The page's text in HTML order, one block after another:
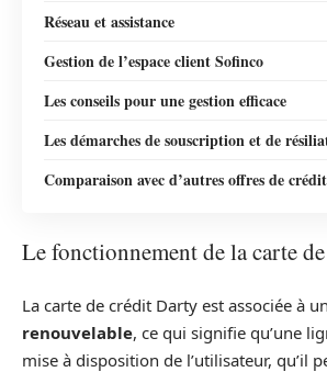
Réseau et assistance
Gestion de l’espace client Sofinco
Les conseils pour une gestion efficace
Les démarches de souscription et de
Comparaison avec d’autres offres de crédit
Le fonctionnement de la carte
La carte de crédit Darty est associée à un
renouvelable, ce qui signifie qu’une
mise à disposition de l’utilisateur, qu’il